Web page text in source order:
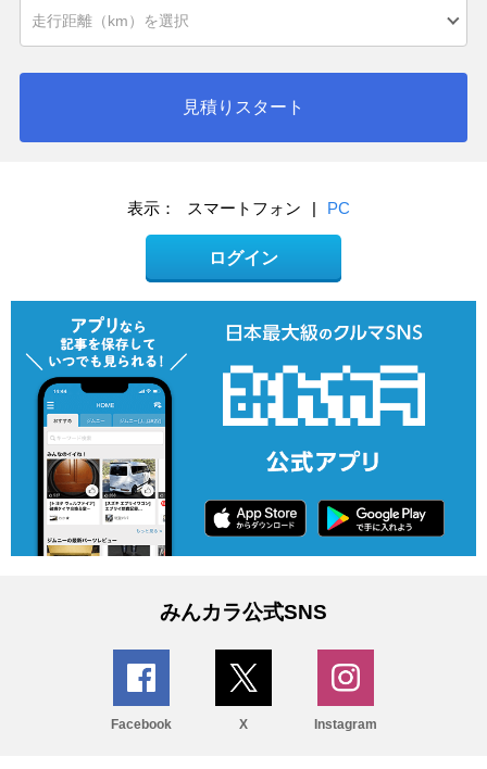
見積りスタート
表示： スマートフォン | PC
ログイン
みんカラ公式SNS
Facebook X Instagram